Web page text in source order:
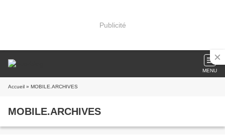
Publicité
MENU
Accueil » MOBILE.ARCHIVES
MOBILE.ARCHIVES